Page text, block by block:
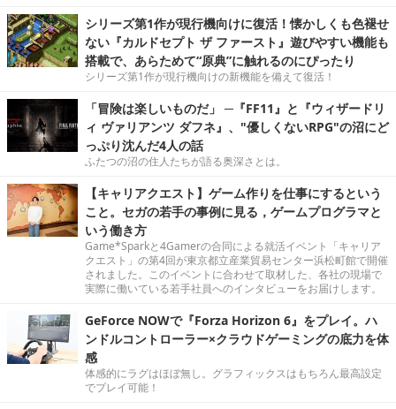
シリーズ第1作が現行機向けに復活！懐かしくも色褪せ
ない『カルドセプト ザ ファースト』遊びやすい機能も
搭載で、あらためて“原典”に触れるのにぴったり
シリーズ第1作が現行機向けの新機能を備えて復活！
「冒険は楽しいものだ」 ─『FF11』と『ウィザードリ
ィ ヴァリアンツ ダフネ』、"優しくないRPG"の沼にど
っぷり沈んだ4人の話
ふたつの沼の住人たちが語る奥深さとは。
【キャリアクエスト】ゲーム作りを仕事にするという
こと。セガの若手の事例に見る，ゲームプログラマと
いう働き方
Game*Sparkと4Gamerの合同による就活イベント「キャリア
クエスト」の第4回が東京都立産業貿易センター浜松町館で開催
されました。このイベントに合わせて取材した、各社の現場で
実際に働いている若手社員へのインタビューをお届けします。
GeForce NOWで『Forza Horizon 6』をプレイ。ハ
ンドルコントローラー×クラウドゲーミングの底力を体
感
体感的にラグはほぼ無し。グラフィックスはもちろん最高設定
でプレイ可能！